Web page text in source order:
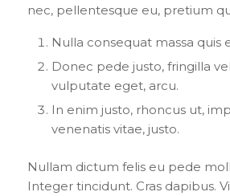
nec, pellentesque eu, pretium
Nulla consequat massa quis
Donec pede justo, fringilla
vulputate eget, arcu.
In enim justo, rhoncus ut,
venenatis vitae, justo.
Nullam dictum felis eu pede
Integer tincidunt. Cras dapibus.